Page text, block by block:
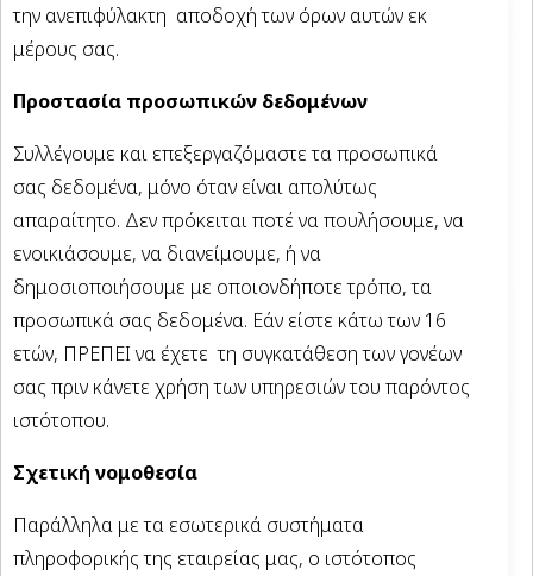
την ανεπιφύλακτη αποδοχή των όρων αυτών εκ
μέρους σας.
Προστασία προσωπικών δεδομένων
Συλλέγουμε και επεξεργαζόμαστε τα προσωπικά
σας δεδομένα, μόνο όταν είναι απολύτως
απαραίτητο. Δεν πρόκειται ποτέ να πουλήσουμε, να
ενοικιάσουμε, να διανείμουμε, ή να
δημοσιοποιήσουμε με οποιονδήποτε τρόπο, τα
προσωπικά σας δεδομένα. Εάν είστε κάτω των 16
ετών, ΠΡΕΠΕΙ να έχετε τη συγκατάθεση των γονέων
σας πριν κάνετε χρήση των υπηρεσιών του παρόντος
ιστότοπου.
Σχετική νομοθεσία
Παράλληλα με τα εσωτερικά συστήματα
πληροφορικής της εταιρείας μας, ο ιστότοπος